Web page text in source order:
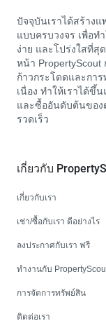
ปัจจุบันเราได้สร้าง
แบบครบวงจร เพื่อท
ง่าย และโปร่งใสที่สุ
หน้า
ก้าวกระโดดและกา
เนื่อง ทำให้เราได้ขึ้
และซื้ออันดับต้นของ
รวดเร็ว
เกี่ยวกับ
เกี่ยวกับเรา
เช่า/ซื้อกับเรา ดีอย่างไร
ลงประกาศกับเรา ฟรี
ทำงานกับ
การจัดการทรัพย์สิน
ติดต่อเรา